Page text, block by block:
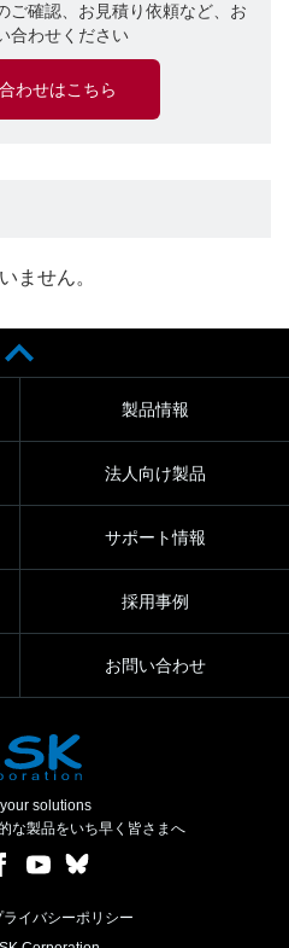
ご確認、お見積り依頼など、お
合わせください
わせはこちら
ません。
製品情報
法人向け製品
サポート情報
採用事例
お問い合わせ
solutions
な製品をいち早く皆さまへ
ライバシーポリシー